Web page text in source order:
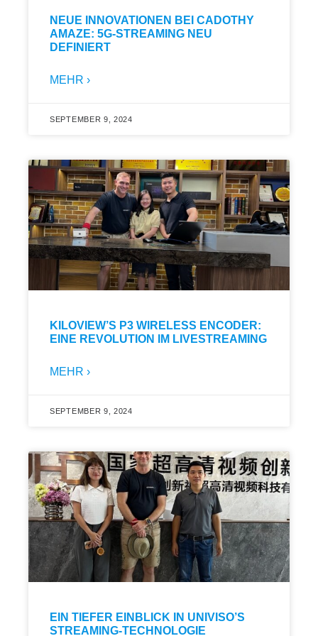
NEUE INNOVATIONEN BEI CADOTHY
AMAZE: 5G-STREAMING NEU
DEFINIERT
MEHR ›
SEPTEMBER 9, 2024
KILOVIEW’S P3 WIRELESS ENCODER:
EINE REVOLUTION IM LIVESTREAMING
MEHR ›
SEPTEMBER 9, 2024
EIN TIEFER EINBLICK IN UNIVISO’S
STREAMING-TECHNOLOGIE